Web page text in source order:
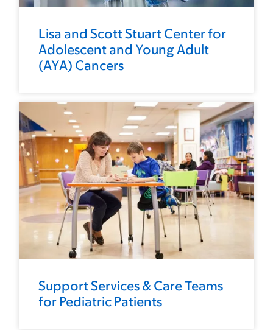
Lisa and Scott Stuart Center for
Adolescent and Young Adult
(AYA) Cancers
Support Services & Care Teams
for Pediatric Patients